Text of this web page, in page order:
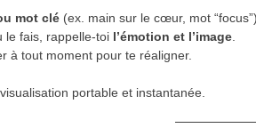
mot clé (ex. main sur le cœur, mot “focus”)
le fais, rappelle-toi l’émotion et l’image
à tout moment pour te réaligner.
portable et instantanée.